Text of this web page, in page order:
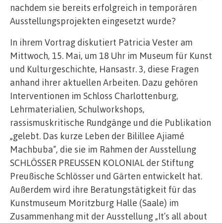
nachdem sie bereits erfolgreich in temporären
Ausstellungsprojekten eingesetzt wurde?
In ihrem Vortrag diskutiert Patricia Vester am
Mittwoch, 15. Mai, um 18 Uhr im Museum für Kunst
und Kulturgeschichte, Hansastr. 3, diese Fragen
anhand ihrer aktuellen Arbeiten. Dazu gehören
Interventionen im Schloss Charlottenburg,
Lehrmaterialien, Schulworkshops,
rassismuskritische Rundgänge und die Publikation
„gelebt. Das kurze Leben der Bilillee Ajiamé
Machbuba“, die sie im Rahmen der Ausstellung
SCHLÖSSER PREUSSEN KOLONIAL der Stiftung
Preußische Schlösser und Gärten entwickelt hat.
Außerdem wird ihre Beratungstätigkeit für das
Kunstmuseum Moritzburg Halle (Saale) im
Zusammenhang mit der Ausstellung „It’s all about